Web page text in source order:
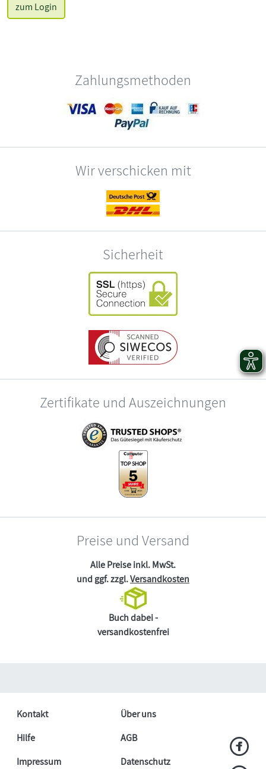
zum Login
Zahlungsmethoden
Wir verschicken mit
Sicherheit
Zertifikate und Auszeichnungen
Preise und Versand
Alle Preise inkl. MwSt.
und ggf. zzgl.Versandkosten
Buch dabei -
versandkostenfrei
Kontakt
Über uns
Hilfe
AGB
Impressum
Datenschutz